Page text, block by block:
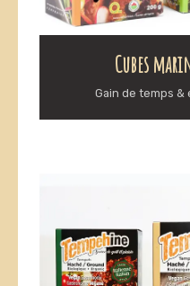
Cubes
Gain de temps &